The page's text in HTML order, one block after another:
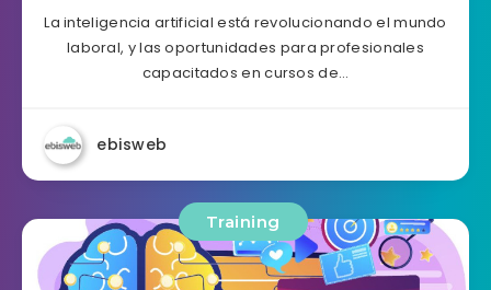
La inteligencia artificial está revolucionando el mundo
laboral, y las oportunidades para profesionales
capacitados en cursos de…
ebisweb
Training